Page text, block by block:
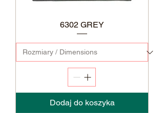
6302 GREY
Dodaj do koszyka